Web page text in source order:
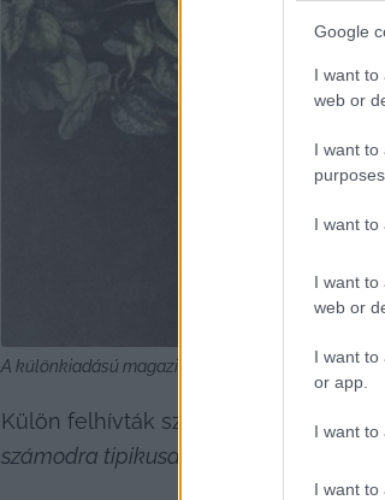
Google
I want to
web or
I want to
purposes.
I want to
I want to
web or
I want to
or app.
I want to
I want to
A különkiadású magazinból fotózva. Balra a
Külön felhívták szerkesztőségünk
számodra tipikusan kecskeméti? A